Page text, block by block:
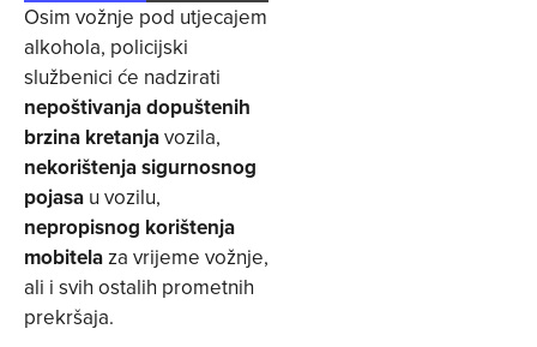
Osim vožnje pod utjecajem
alkohola, policijski
službenici će nadzirati
nepoštivanja dopuštenih
brzina kretanjavozila,
nekorištenja sigurnosnog
pojasa u vozilu,
nepropisnog korištenja
mobitelaza vrijeme vožnje,
ali i svih ostalih prometnih
prekršaja.